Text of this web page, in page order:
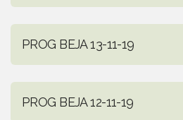
PROG BEJA 13-11-19
PROG BEJA 12-11-19